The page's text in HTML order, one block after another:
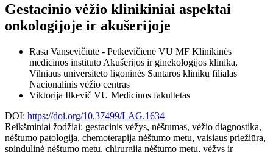
Gestacinio vėžio klinikiniai aspektai
onkologijoje ir akušerijoje
Rasa Vansevičiūtė - Petkevičienė VU MF Klinikinės
medicinos instituto Akušerijos ir ginekologijos klinika,
Vilniaus universiteto ligoninės Santaros klinikų filialas
Nacionalinis vėžio centras
Viktorija Ilkevič VU Medicinos fakultetas
DOI: https://doi.org/10.37499/LAG.1634
Reikšminiai žodžiai: gestacinis vėžys, nėštumas, vėžio diagnostika,
nėštumo patologija, chemoterapija nėštumo metu, vaisiaus priežiūra,
spindulinė nėštumo metu, chirurgija nėštumo metu, vėžys ir